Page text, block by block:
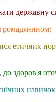
державну
громадянином;
етичних
до здоров'я